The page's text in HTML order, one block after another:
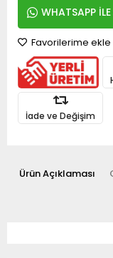
WHATSAPP
Favorilerime ekle
İade ve Değişim
Ürün Açıklaması